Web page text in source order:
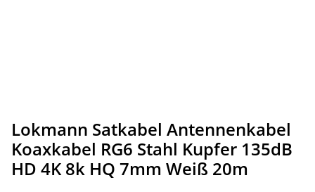
Lokmann Satkabel Antennenkabel
Koaxkabel RG6 Stahl Kupfer 135dB
HD 4K 8k HQ 7mm Weiß 20m